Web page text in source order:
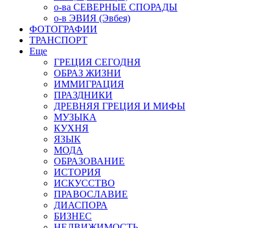
о-ва СЕВЕРНЫЕ СПОРАДЫ
о-в ЭВИЯ (Эвбея)
ФОТОГРАФИИ
ТРАНСПОРТ
Еще
ГРЕЦИЯ СЕГОДНЯ
ОБРАЗ ЖИЗНИ
ИММИГРАЦИЯ
ПРАЗДНИКИ
ДРЕВНЯЯ ГРЕЦИЯ И МИФЫ
МУЗЫКА
КУХНЯ
ЯЗЫК
МОДА
ОБРАЗОВАНИЕ
ИСТОРИЯ
ИСКУССТВО
ПРАВОСЛАВИЕ
ДИАСПОРА
БИЗНЕС